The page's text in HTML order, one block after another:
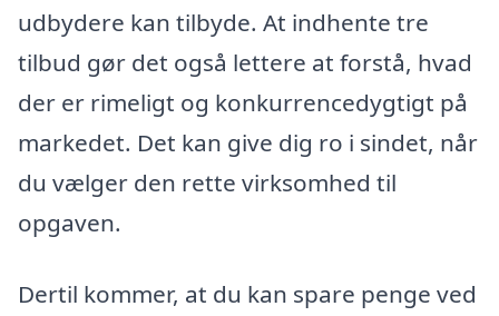
udbydere kan tilbyde. At indhente tre
tilbud gør det også lettere at forstå, hvad
der er rimeligt og konkurrencedygtigt på
markedet. Det kan give dig ro i sindet, når
du vælger den rette virksomhed til
opgaven.
Dertil kommer, at du kan spare penge ved